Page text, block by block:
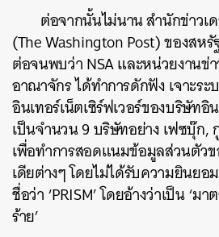
ต่อจากนั้นไม่นาน สำนักข่าวเ
(The Washington Post) ของสห
ต่อจนพบว่า NSA และหน่วยงานข่
อาณาจักร ได้ทำการดักฟัง เจาะระ
อินเทอร์เน็ตเซิร์ฟเวอร์ของบริษัทอิ
เป็นจำนวน 9 บริษัทอย่าง เฟซบุ๊ก,
เพื่อทำการสอดแนมข้อมูลส่วนตัวข
เดียต่างๆ โดยไม่ได้รับความยินย
ชื่อว่า ‘PRISM’ โดยอ้างว่าเป็น ‘ม
ร้าย’